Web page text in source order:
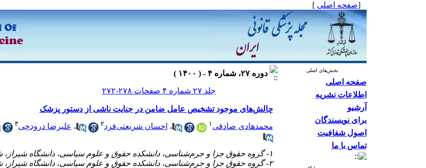
[صفحه اصلی ]
بخش‌های اصلی
صفحه اصلی
اطلاعات نشریه
آرشیو
برای نویسندگان
اصول شفافیت
تماس با ما
دوره ۲۷، شماره ۴ - ( ۱۴۰۰ )
جلد ۲۷ شماره ۴ صفحات ۲۷۸-۲۷۲
چالش‌های موجود تشخیص عامل ضامن در جنایت ناشی از دستور پزشک
محمدهادی صادقی ۱ ، احسان شریعتی‌فرد۲ ، علیرضا درودچی۳
۱- گروه حقوق جزا و جرم‌شناسی، دانشکده حقوق و علوم سیاسی، دانشگاه شیراز، شیراز، ایران
۲- گروه حقوق جزا و جرم‌شناسی، دانشکده حقوق و علوم سیاسی، دانشگاه شیراز، شیراز، ایران ،